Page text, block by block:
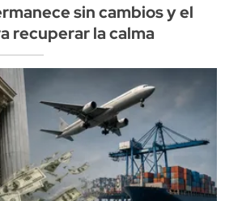
sin cambios y el
recuperar la calma